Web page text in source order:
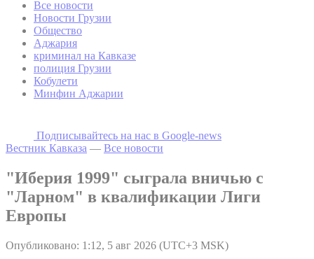
Все новости
Новости Грузии
Общество
Аджария
криминал на Кавказе
полиция Грузии
Кобулети
Минфин Аджарии
Подписывайтесь на наc в Google-news
Вестник Кавказа — Все новости
"Иберия 1999" сыграла вничью с
"Ларном" в квалификации Лиги
Европы
Опубликовано: 1:12, 5 авг 2026 (UTC+3 MSK)